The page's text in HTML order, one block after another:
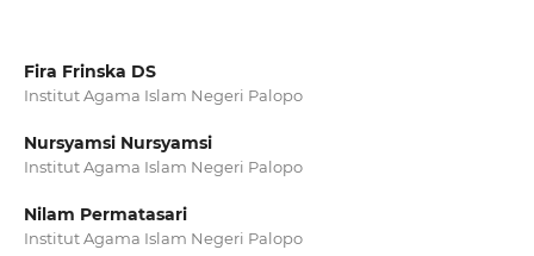
Fira Frinska DS
Institut Agama Islam Negeri Palopo
Nursyamsi Nursyamsi
Institut Agama Islam Negeri Palopo
Nilam Permatasari
Institut Agama Islam Negeri Palopo